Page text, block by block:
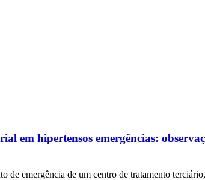
em hipertensos emergências:
emergência de um centro de tratamento